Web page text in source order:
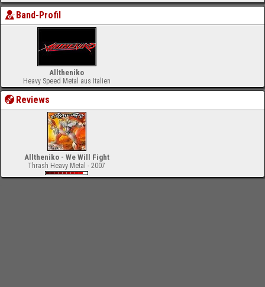
Band-Profil
Alltheniko
Heavy Speed Metal aus Italien
Reviews
Alltheniko - We Will Fight
Thrash Heavy Metal - 2007